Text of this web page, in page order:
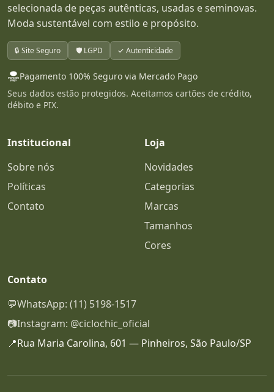
selecionada de peças autênticas, usadas e seminovas.
Moda sustentável com estilo e propósito.
🔒 Site Seguro 🛡️ LGPD ✓ Autenticidade
Pagamento 100% Seguro via Mercado Pago
Seus dados estão protegidos. Aceitamos cartões de crédito,
débito e PIX.
Institucional
Sobre nós
Políticas
Contato
Loja
Novidades
Categorias
Marcas
Tamanhos
Cores
Contato
💬WhatsApp: (11) 5198-1517
📷Instagram: @ciclochic_oficial
📍Rua Maria Carolina, 601 — Pinheiros, São Paulo/SP